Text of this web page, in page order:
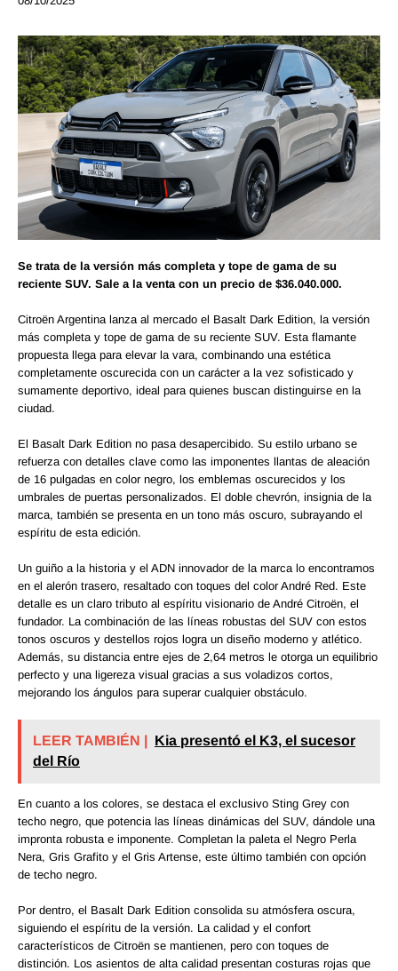
Se trata de la versión más completa y tope de gama de su
reciente SUV. Sale a la venta con un precio de $36.040.000.
Citroën Argentina lanza al mercado el Basalt Dark Edition, la versión
más completa y tope de gama de su reciente SUV. Esta flamante
propuesta llega para elevar la vara, combinando una estética
completamente oscurecida con un carácter a la vez sofisticado y
sumamente deportivo, ideal para quienes buscan distinguirse en la
ciudad.
El Basalt Dark Edition no pasa desapercibido. Su estilo urbano se
refuerza con detalles clave como las imponentes llantas de aleación
de 16 pulgadas en color negro, los emblemas oscurecidos y los
umbrales de puertas personalizados. El doble chevrón, insignia de la
marca, también se presenta en un tono más oscuro, subrayando el
espíritu de esta edición.
Un guiño a la historia y el ADN innovador de la marca lo encontramos
en el alerón trasero, resaltado con toques del color André Red. Este
detalle es un claro tributo al espíritu visionario de André Citroën, el
fundador. La combinación de las líneas robustas del SUV con estos
tonos oscuros y destellos rojos logra un diseño moderno y atlético.
Además, su distancia entre ejes de 2,64 metros le otorga un equilibrio
perfecto y una ligereza visual gracias a sus voladizos cortos,
mejorando los ángulos para superar cualquier obstáculo.
LEER TAMBIÉN | Kia presentó el K3, el sucesor
del Río
En cuanto a los colores, se destaca el exclusivo Sting Grey con
techo negro, que potencia las líneas dinámicas del SUV, dándole una
impronta robusta e imponente. Completan la paleta el Negro Perla
Nera, Gris Grafito y el Gris Artense, este último también con opción
de techo negro.
Por dentro, el Basalt Dark Edition consolida su atmósfera oscura,
siguiendo el espíritu de la versión. La calidad y el confort
característicos de Citroën se mantienen, pero con toques de
distinción. Los asientos de alta calidad presentan costuras rojas que